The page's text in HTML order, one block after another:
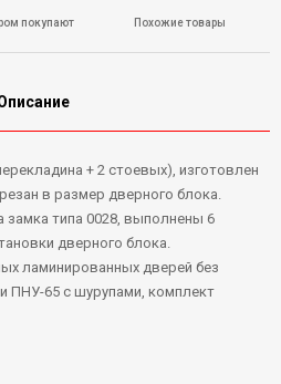
покупают Похожие товары
+ 2 стоевых), изготовлен
в размер дверного блока.
замка типа 0028, выполнены 6
дверного блока.
ламинированных дверей без
ПНУ-65 с шурупами, комплект